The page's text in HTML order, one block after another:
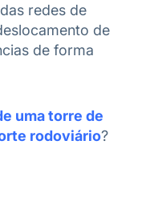
redes de
de
de forma
uma torre de
rodoviário?